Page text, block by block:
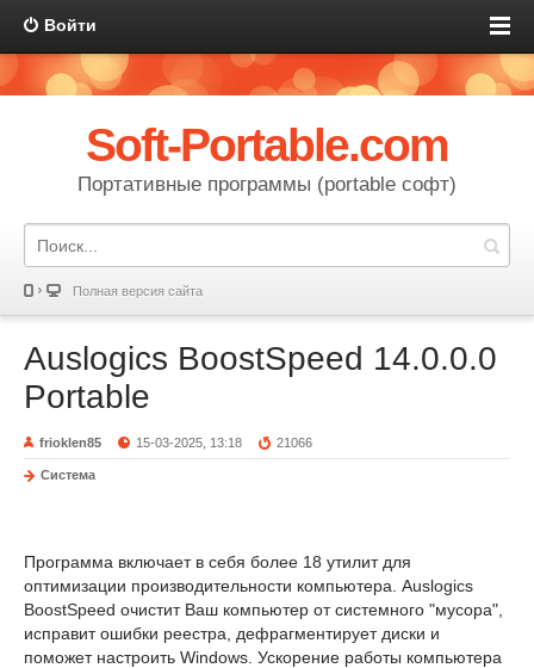
Войти
Soft-Portable.com
Портативные программы (portable софт)
Полная версия сайта
Auslogics BoostSpeed 14.0.0.0
Portable
frioklen85 15-03-2025, 13:18 21066
Система
Программа включает в себя более 18 утилит для
оптимизации производительности компьютера. Auslogics
BoostSpeed очистит Ваш компьютер от системного "мусора",
исправит ошибки реестра, дефрагментирует диски и
поможет настроить Windows. Ускорение работы компьютера